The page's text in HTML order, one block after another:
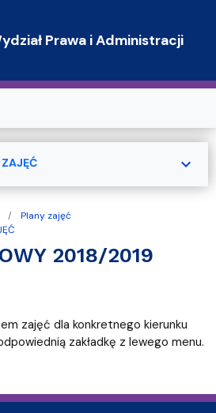
Prawa i Administracji
Plany zajęć
2018/2019
zajęć dla konkretnego kierunku
zakładkę z lewego menu.
expand_more